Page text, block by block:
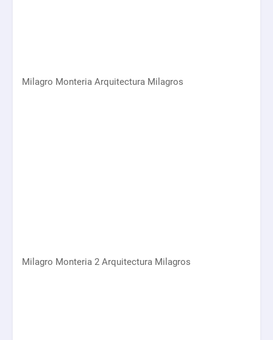
Milagro Monteria Arquitectura Milagros
Milagro Monteria 2 Arquitectura Milagros